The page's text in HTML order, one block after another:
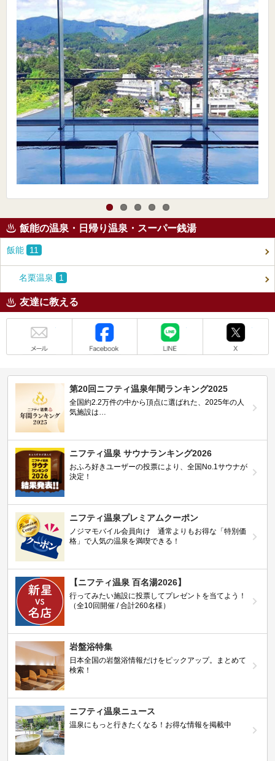
飯能の温泉・日帰り温泉・スーパー銭湯
飯能 11
名栗温泉 1
友達に教える
第20回ニフティ温泉年間ランキング2025
全国約2.2万件の中から頂点に選ばれた、2025年の人
気施設は…
ニフティ温泉 サウナランキング2026
おふろ好きユーザーの投票により、全国No.1サウナが
決定！
ニフティ温泉プレミアムクーポン
ノジマモバイル会員向け 通常よりもお得な「特別価
格」で人気の温泉を満喫できる！
【ニフティ温泉 百名湯2026】
行ってみたい施設に投票してプレゼントを当てよう！
（全10回開催 / 合計260名様）
岩盤浴特集
日本全国の岩盤浴情報だけをピックアップ。まとめて
検索！
ニフティ温泉ニュース
温泉にもっと行きたくなる！お得な情報を掲載中